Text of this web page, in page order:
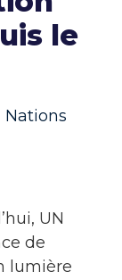
le
Nations
UN
de
lumière